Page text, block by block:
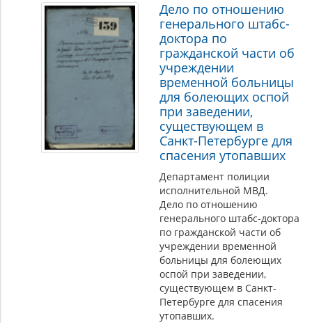
Дело по отношению
генерального штабс-
доктора по
гражданской части об
учреждении
временной больницы
для болеющих оспой
при заведении,
существующем в
Санкт-Петербурге для
спасения утопавших
Департамент полиции
исполнительной МВД.
Дело по отношению
генерального штабс-доктора
по гражданской части об
учреждении временной
больницы для болеющих
оспой при заведении,
существующем в Санкт-
Петербурге для спасения
утопавших.